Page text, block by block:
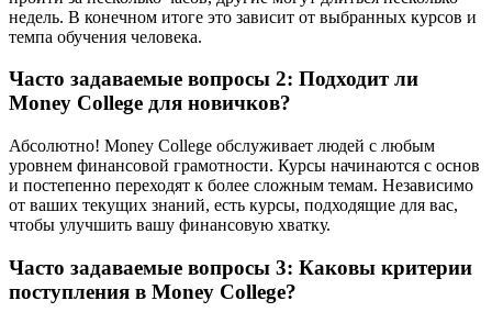
недель. В конечном итоге это зависит от выбранных курсов и
темпа обучения человека.
Часто задаваемые вопросы 2: Подходит ли
Money College для новичков?
Абсолютно! Money College обслуживает людей с любым
уровнем финансовой грамотности. Курсы начинаются с основ
и постепенно переходят к более сложным темам. Независимо
от ваших текущих знаний, есть курсы, подходящие для вас,
чтобы улучшить вашу финансовую хватку.
Часто задаваемые вопросы 3: Каковы критерии
поступления в Money College?